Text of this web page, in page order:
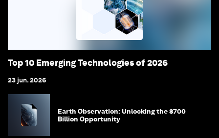
Top 10 Emerging Technologies of 2026
23 jun. 2026
Earth Observation: Unlocking the $700
Billion Opportunity